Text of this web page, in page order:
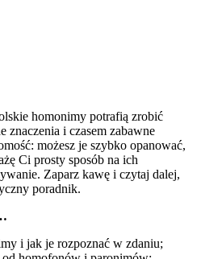
homonimy potrafią zrobić
znaczenia i czasem zabawne
możesz je szybko opanować,
Ci prosty sposób na ich
Zaparz kawę i czytaj dalej,
poradnik.
i jak je rozpoznać w zdaniu;